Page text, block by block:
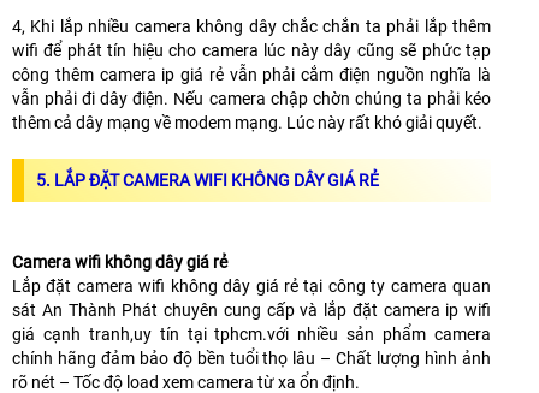
4, Khi lắp nhiều camera không dây chắc chắn ta phải lắp thêm
wifi để phát tín hiệu cho camera lúc này dây cũng sẽ phức tạp
công thêm camera ip giá rẻ vẫn phải cắm điện nguồn nghĩa là
vẫn phải đi dây điện. Nếu camera chập chờn chúng ta phải kéo
thêm cả dây mạng về modem mạng. Lúc này rất khó giải quyết.
5. LẮP ĐẶT CAMERA WIFI KHÔNG DÂY GIÁ RẺ
Camera wifi không dây giá rẻ
Lắp đặt camera wifi không dây giá rẻ tại công ty camera quan
sát An Thành Phát chuyên cung cấp và lắp đặt camera ip wifi
giá cạnh tranh,uy tín tại tphcm.với nhiều sản phẩm camera
chính hãng đảm bảo độ bền tuổi thọ lâu – Chất lượng hình ảnh
rõ nét – Tốc độ load xem camera từ xa ổn định.